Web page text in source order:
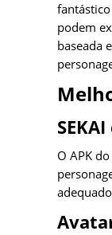
podem
baseada
O APK